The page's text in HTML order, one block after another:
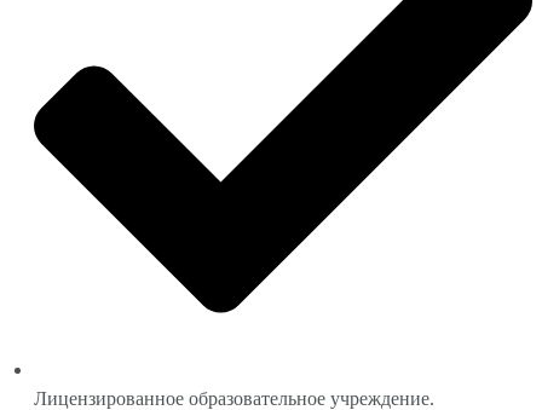
Лицензированное образовательное учреждение.